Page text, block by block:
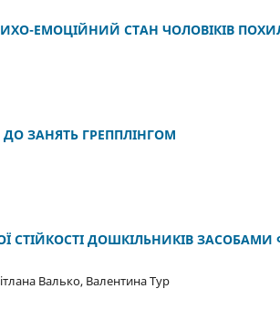
ЕМОЦІЙНИЙ СТАН ЧОЛОВІКІВ
ДО ЗАНЯТЬ ГРЕППЛІНГОМ
СТІЙКОСТІ ДОШКІЛЬНИКІВ
Валько, Валентина Тур